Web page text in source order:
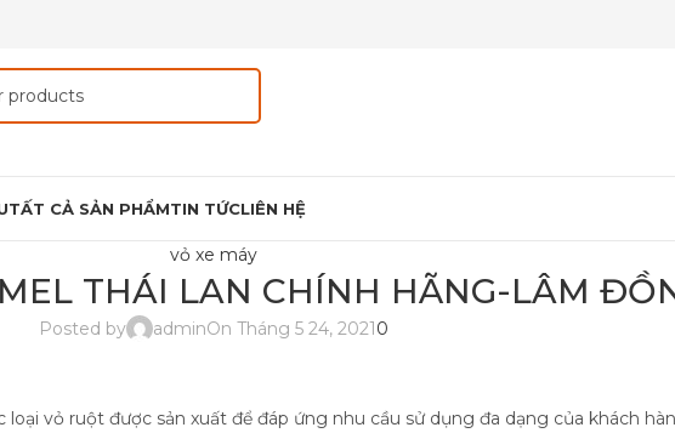
TẤT CẢ SẢN PHẨMTIN TỨCLIÊN HỆ
vỏ xe máy
THÁI LAN CHÍNH HÃNG-LÂM
Posted by adminOn Tháng 5 24, 20210
vỏ ruột được sản xuất để đáp ứng nhu cầu sử dụng đa dạng của khách